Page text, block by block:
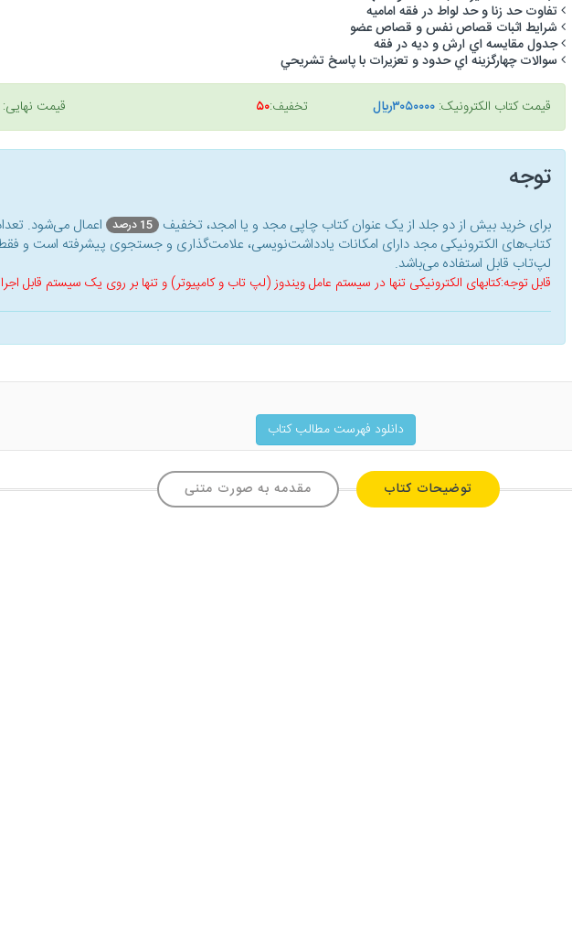
تفاوت حد زنا و حد لواط در فقه اماميه
شرايط اثبات قصاص نفس و قصاص عضو
جدول مقايسه اي ارش و ديه در فقه
سوالات چهارگزينه اي حدود و تعزيرات با پاسخ تشريحي
قیمت کتاب الکترونیک:۳۰۵۰۰۰۰ريال تخفیف:۵۰ قیمت
توجه
برای خرید بیش از دو جلد از یک عنوان کتاب‌ چاپی مجد و یا امجد، تخفیف 15 درصد
اعمال می‌شود.
کتاب‌های الکترونیکی مجد دارای امکانات یادداشت‌نویسی، علامت‌گذاری و جستجوی پیشرفته است و فقط
لپ‌تاب قابل استفاده می‌باشد.
قابل توجه:کتابهای الکترونیکی تنها در سیستم عامل ویندوز (لپ تاب و کامپیوتر) و تنها بر روی یک سیستم قابل
دانلود فهرست مطالب کتاب
توضیحات کتاب مقدمه به صورت متنی